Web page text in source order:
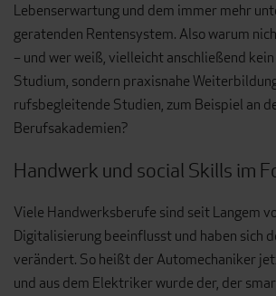
Lebenserwar­tung und dem immer mehr
geratenden Rentensystem. Also warum
– und wer weiß, vielleicht anschließend
Studium, sondern praxisnahe
rufsbegleitende Studien, zum Beispiel an
Berufsakade­mien?
Handwerk und social Skills im
Viele Handwerksberufe sind seit Langem
Digitalisierung be­einflusst und haben sich
verändert. So heißt der Auto­mechaniker
und aus dem Elektriker wurde der, der